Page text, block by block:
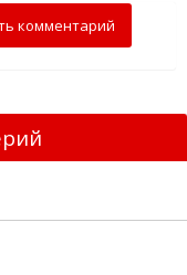
комментарий